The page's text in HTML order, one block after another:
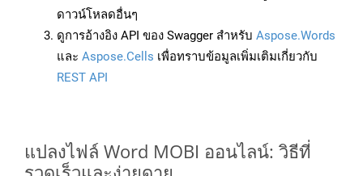
ดาวน์โหลดอื่นๆ
ดูการอ้างอิง API ของ Swagger สำหรับ Aspose.Words
และ Aspose.Cells เพื่อทราบข้อมูลเพิ่มเติมเกี่ยวกับ
REST API
แปลงไฟล์ Word MOBI ออนไลน์: วิธีที่